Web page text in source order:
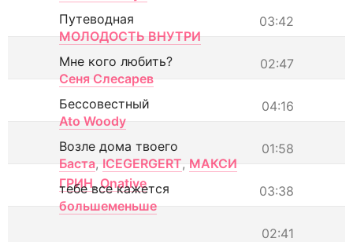
03:42
Путеводная
МОЛОДОСТЬ ВНУТРИ
02:47
Мне кого любить?
Сеня Слесарев
04:16
Бессовестный
Ato Woody
01:58
Возле дома твоего
Баста, ICEGERGERT, МАКСИ
ГРИН, Onative 03:38
тебе все кажется
большеменьше
02:41